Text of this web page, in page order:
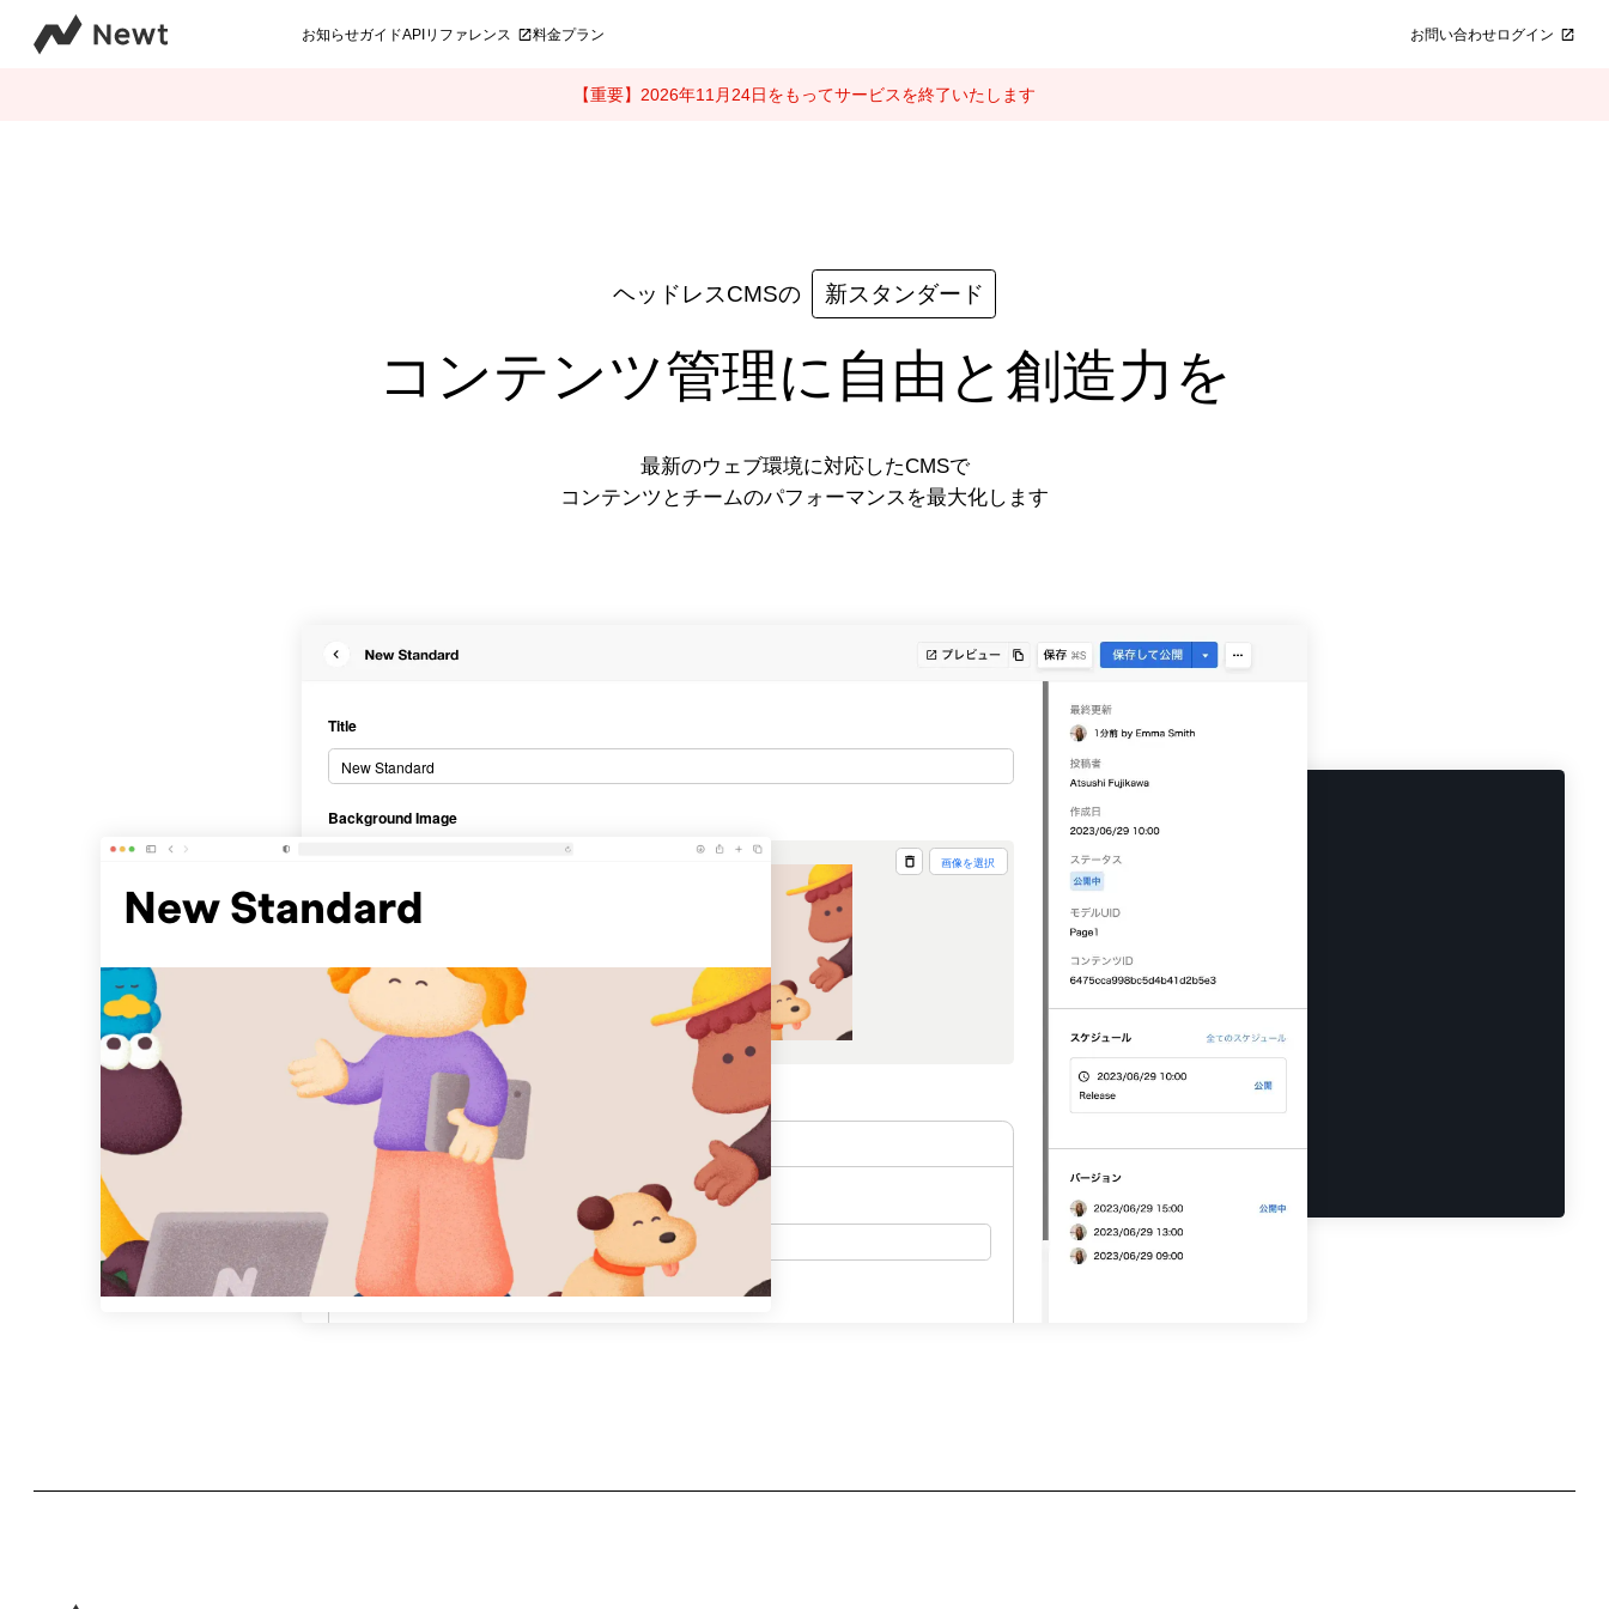
お知らせガイドAPIリファレンス 料金プラン お問い合わせログイン
【重要】2026年11月24日をもってサービスを終了いたします
ヘッドレスCMSの 新スタンダード
コンテンツ管理に自由と創造力を
最新のウェブ環境に対応したCMSで
コンテンツとチームのパフォーマンスを最大化します
New Standard
Title
New Standard
Background Image
画像を選択
アップロードするファイルを選択
Metadata
Metadata
title
Description